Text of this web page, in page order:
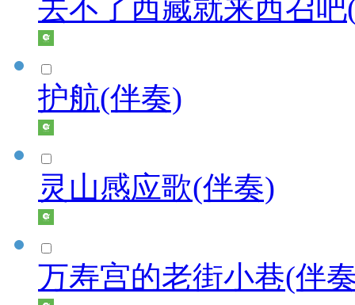
去不了西藏就来西召
护航(伴奏)
灵山感应歌(伴奏)
万寿宫的老街小巷(伴